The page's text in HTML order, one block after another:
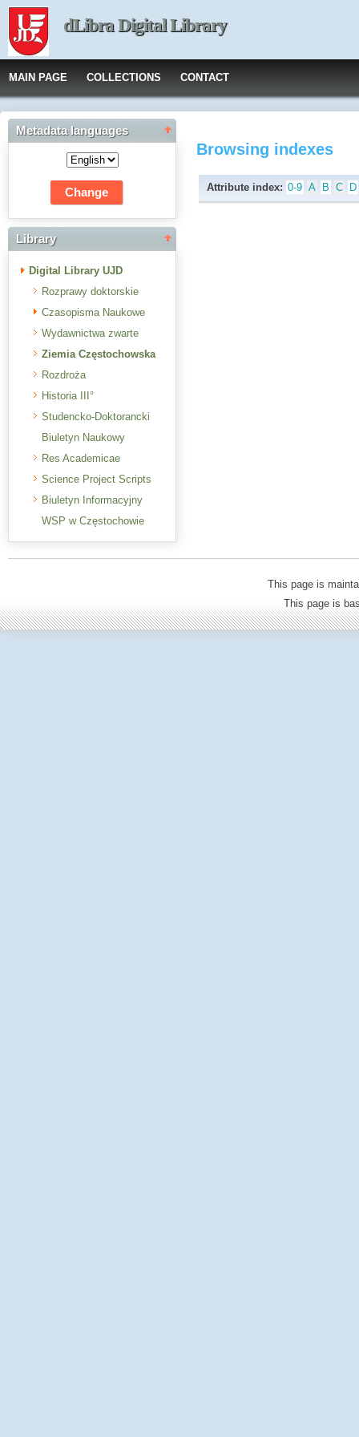
dLibra Digital Library
MAIN PAGE COLLECTIONS CONTACT
Metadata languages
Library
Digital Library UJD
Rozprawy doktorskie
Czasopisma Naukowe
Wydawnictwa zwarte
Ziemia Częstochowska
Rozdroża
Historia III°
Studencko-Doktorancki
Biuletyn Naukowy
Res Academicae
Science Project Scripts
Biuletyn Informacyjny
WSP w Częstochowie
Browsing indexes
Attribute index: 0-9 A B C D
This page is
This page is